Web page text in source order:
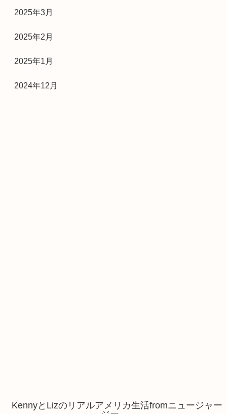
2025年3月
2025年2月
2025年1月
2024年12月
KennyとLizのリアルアメリカ生活fromニュージャー